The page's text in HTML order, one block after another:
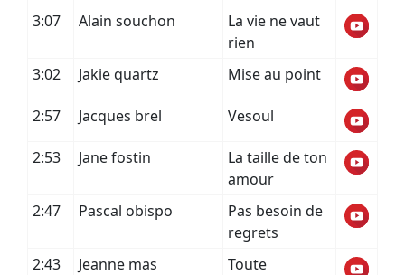
3:07
Alain souchon
La vie ne vaut
rien
3:02
Jakie quartz Mise au point
2:57 Jacques brel Vesoul
2:53 Jane fostin
La taille de ton
amour
2:47
Pascal obispo
Pas besoin de
regrets
2:43
Jeanne mas
Toute